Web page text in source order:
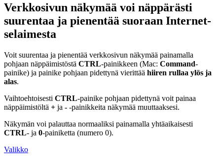
Verkkosivun näkymää voi näppärästi
suurentaa ja pienentää suoraan Internet-
selaimesta
Voit suurentaa ja pienentää verkkosivun näkymää painamalla
pohjaan näppäimistöstä CTRL-painikkeen (Mac: Command-
painike) ja painike pohjaan pidettynä vierittää hiiren rullaa ylös ja
alas.
Vaihtoehtoisesti CTRL-painike pohjaan pidettynä voit painaa
näppäimistöltä + ja - -painikkeita näkymää muuttaaksesi.
Näkymän voi palauttaa normaaliksi painamalla yhtäaikaisesti
CTRL- ja 0-painiketta (numero 0).
Valikko